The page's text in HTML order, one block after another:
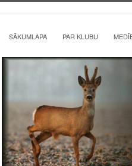
SĀKUMLAPA PAR KLUBU